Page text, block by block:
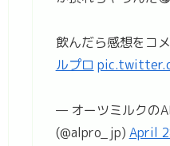
飲んだら感想をコ
ルプロ
— オーツミルクの
(@alpro_jp) April